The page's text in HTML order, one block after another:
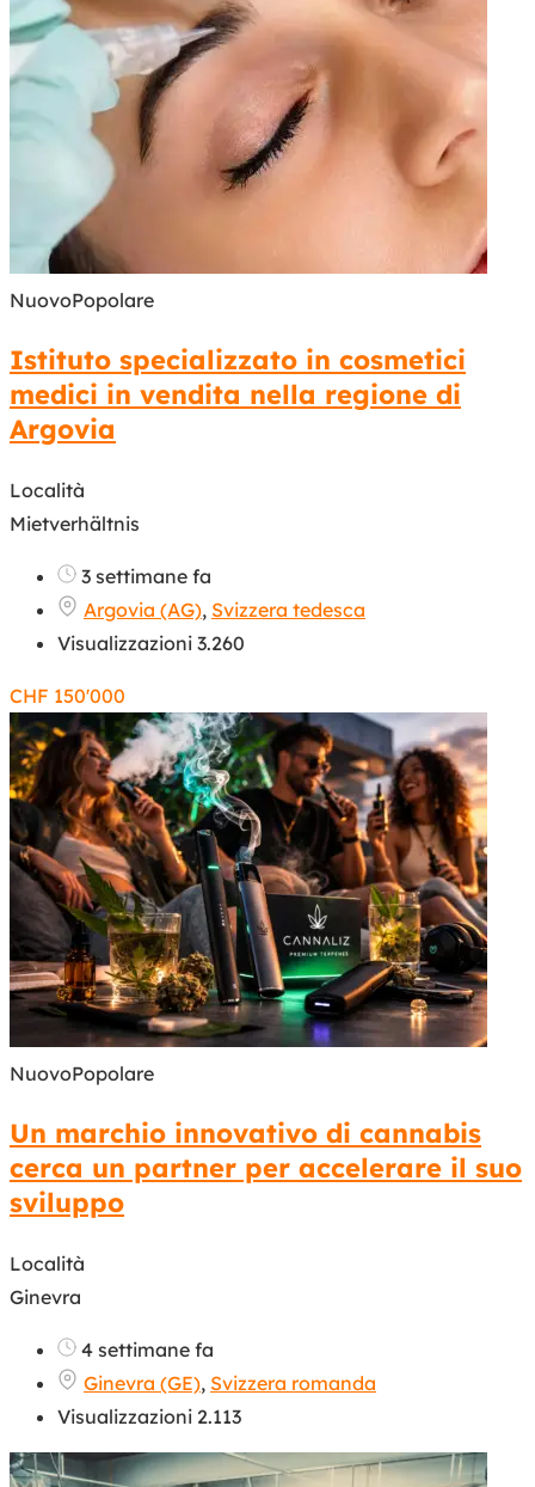
NuovoPopolare
Istituto specializzato in cosmetici
medici in vendita nella regione di
Argovia
Località
Mietverhältnis
3 settimane fa
Argovia (AG), Svizzera tedesca
Visualizzazioni 3.260
CHF 150'000
NuovoPopolare
Un marchio innovativo di cannabis
cerca un partner per accelerare il suo
sviluppo
Località
Ginevra
4 settimane fa
Ginevra (GE), Svizzera romanda
Visualizzazioni 2.113